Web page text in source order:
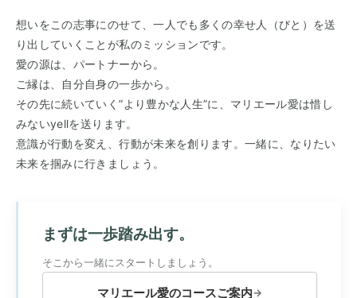
想いをこの志事にのせて、一人でも多くの幸せ人（びと）を送
り出していくことが私のミッションです。
愛の源は、パートナーから。
ご縁は、自分自身の一歩から。
その先に続いていく”より豊かな人生”に、マリエール愛は惜し
みないyellを送ります。
意識が行動を変え、行動が未来を創ります。一緒に、なりたい
未来を掴みに行きましょう。
まずは一歩踏み出す。
そこから一緒にスタートしましょう。
マリエール愛のコースご案内→